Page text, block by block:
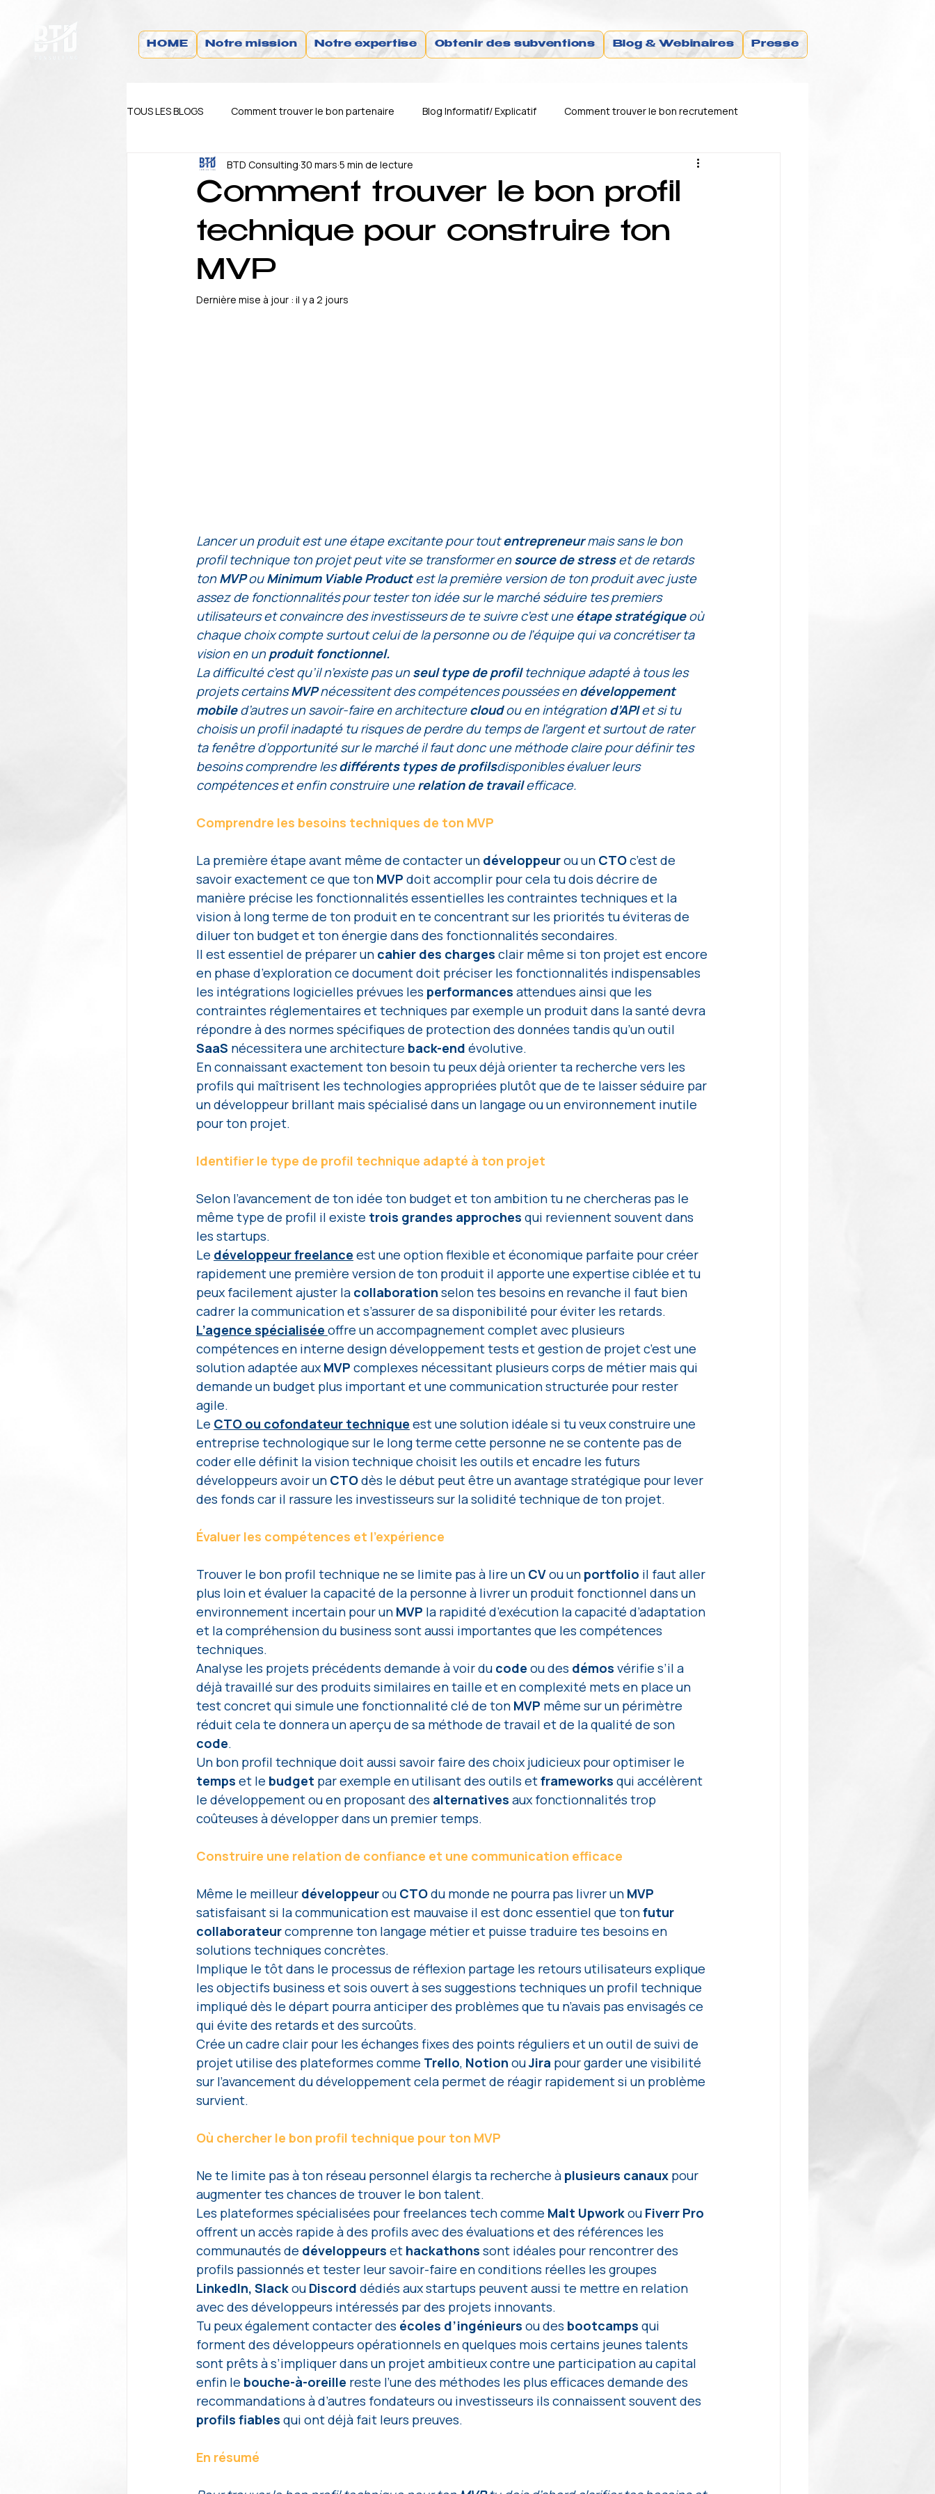
HOME Notre mission Notre expertise Obtenir des subventions Blog & Webinaires Presse
TOUS LES BLOGS Comment trouver le bon partenaire Blog Informatif/ Explicatif Comment trouver le bon recrutement
Blog Actualité Blog TIPS Comment trouver le bon business
Comment trouver le bon profil
technique pour construire ton
MVP
BTD Consulting 30 mars 5 min de lecture
Dernière mise à jour : il y a 2 jours
Lancer un produit est une étape excitante pour tout entrepreneur mais sans le bon
profil technique ton projet peut vite se transformer en source de stress et de retards
ton MVP ou Minimum Viable Product est la première version de ton produit avec juste
assez de fonctionnalités pour tester ton idée sur le marché séduire tes premiers
utilisateurs et convaincre des investisseurs de te suivre c’est une étape stratégique où
chaque choix compte surtout celui de la personne ou de l’équipe qui va concrétiser ta
vision en un produit fonctionnel.
La difficulté c’est qu’il n’existe pas un seul type de profil technique adapté à tous les
projets certains MVP nécessitent des compétences poussées en développement
mobile d’autres un savoir-faire en architecture cloud ou en intégration d’API et si tu
choisis un profil inadapté tu risques de perdre du temps de l’argent et surtout de rater
ta fenêtre d’opportunité sur le marché il faut donc une méthode claire pour définir tes
besoins comprendre les différents types de profilsdisponibles évaluer leurs
compétences et enfin construire une relation de travail efficace.
Comprendre les besoins techniques de ton MVP
La première étape avant même de contacter un développeur ou un CTO c’est de
savoir exactement ce que ton MVP doit accomplir pour cela tu dois décrire de
manière précise les fonctionnalités essentielles les contraintes techniques et la
vision à long terme de ton produit en te concentrant sur les priorités tu éviteras de
diluer ton budget et ton énergie dans des fonctionnalités secondaires.
Il est essentiel de préparer un cahier des charges clair même si ton projet est encore
en phase d’exploration ce document doit préciser les fonctionnalités indispensables
les intégrations logicielles prévues les performances attendues ainsi que les
contraintes réglementaires et techniques par exemple un produit dans la santé devra
répondre à des normes spécifiques de protection des données tandis qu’un outil
SaaS nécessitera une architecture back-end évolutive.
En connaissant exactement ton besoin tu peux déjà orienter ta recherche vers les
profils qui maîtrisent les technologies appropriées plutôt que de te laisser séduire par
un développeur brillant mais spécialisé dans un langage ou un environnement inutile
pour ton projet.
Identifier le type de profil technique adapté à ton projet
Selon l’avancement de ton idée ton budget et ton ambition tu ne chercheras pas le
même type de profil il existe trois grandes approches qui reviennent souvent dans
les startups.
Le développeur freelance est une option flexible et économique parfaite pour créer
rapidement une première version de ton produit il apporte une expertise ciblée et tu
peux facilement ajuster la collaboration selon tes besoins en revanche il faut bien
cadrer la communication et s’assurer de sa disponibilité pour éviter les retards.
L’agence spécialisée offre un accompagnement complet avec plusieurs
compétences en interne design développement tests et gestion de projet c’est une
solution adaptée aux MVP complexes nécessitant plusieurs corps de métier mais qui
demande un budget plus important et une communication structurée pour rester
agile.
Le CTO ou cofondateur technique est une solution idéale si tu veux construire une
entreprise technologique sur le long terme cette personne ne se contente pas de
coder elle définit la vision technique choisit les outils et encadre les futurs
développeurs avoir un CTO dès le début peut être un avantage stratégique pour lever
des fonds car il rassure les investisseurs sur la solidité technique de ton projet.
Évaluer les compétences et l’expérience
Trouver le bon profil technique ne se limite pas à lire un CV ou un portfolio il faut aller
plus loin et évaluer la capacité de la personne à livrer un produit fonctionnel dans un
environnement incertain pour un MVP la rapidité d’exécution la capacité d’adaptation
et la compréhension du business sont aussi importantes que les compétences
techniques.
Analyse les projets précédents demande à voir du code ou des démos vérifie s’il a
déjà travaillé sur des produits similaires en taille et en complexité mets en place un
test concret qui simule une fonctionnalité clé de ton MVP même sur un périmètre
réduit cela te donnera un aperçu de sa méthode de travail et de la qualité de son
code.
Un bon profil technique doit aussi savoir faire des choix judicieux pour optimiser le
temps et le budget par exemple en utilisant des outils et frameworks qui accélèrent
le développement ou en proposant des alternatives aux fonctionnalités trop
coûteuses à développer dans un premier temps.
Construire une relation de confiance et une communication efficace
Même le meilleur développeur ou CTO du monde ne pourra pas livrer un MVP
satisfaisant si la communication est mauvaise il est donc essentiel que ton futur
collaborateur comprenne ton langage métier et puisse traduire tes besoins en
solutions techniques concrètes.
Implique le tôt dans le processus de réflexion partage les retours utilisateurs explique
les objectifs business et sois ouvert à ses suggestions techniques un profil technique
impliqué dès le départ pourra anticiper des problèmes que tu n’avais pas envisagés ce
qui évite des retards et des surcoûts.
Crée un cadre clair pour les échanges fixes des points réguliers et un outil de suivi de
projet utilise des plateformes comme Trello, Notion ou Jira pour garder une visibilité
sur l’avancement du développement cela permet de réagir rapidement si un problème
survient.
Où chercher le bon profil technique pour ton MVP
Ne te limite pas à ton réseau personnel élargis ta recherche à plusieurs canaux pour
augmenter tes chances de trouver le bon talent.
Les plateformes spécialisées pour freelances tech comme Malt Upwork ou Fiverr Pro
offrent un accès rapide à des profils avec des évaluations et des références les
communautés de développeurs et hackathons sont idéales pour rencontrer des
profils passionnés et tester leur savoir-faire en conditions réelles les groupes
LinkedIn, Slack ou Discord dédiés aux startups peuvent aussi te mettre en relation
avec des développeurs intéressés par des projets innovants.
Tu peux également contacter des écoles d’ingénieurs ou des bootcamps qui
forment des développeurs opérationnels en quelques mois certains jeunes talents
sont prêts à s’impliquer dans un projet ambitieux contre une participation au capital
enfin le bouche-à-oreille reste l’une des méthodes les plus efficaces demande des
recommandations à d’autres fondateurs ou investisseurs ils connaissent souvent des
profils fiables qui ont déjà fait leurs preuves.
En résumé